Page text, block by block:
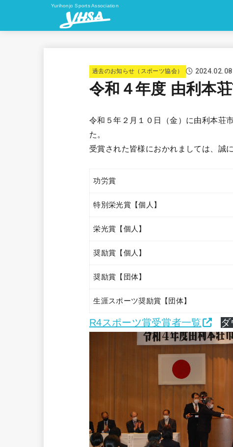
Yurihonjo Sports Association
過去のお知らせ（スポーツ協会） 2024.02.08
令和４年度 由利本
令和５年２月１０日（金）に由利本荘
た。
受賞された皆様におかれましては、誠
功労賞
特別栄光賞【個人】
栄光賞【個人】
奨励賞【個人】
奨励賞【団体】
生涯スポーツ奨励賞【団体】
R4スポーツ賞受賞者一覧